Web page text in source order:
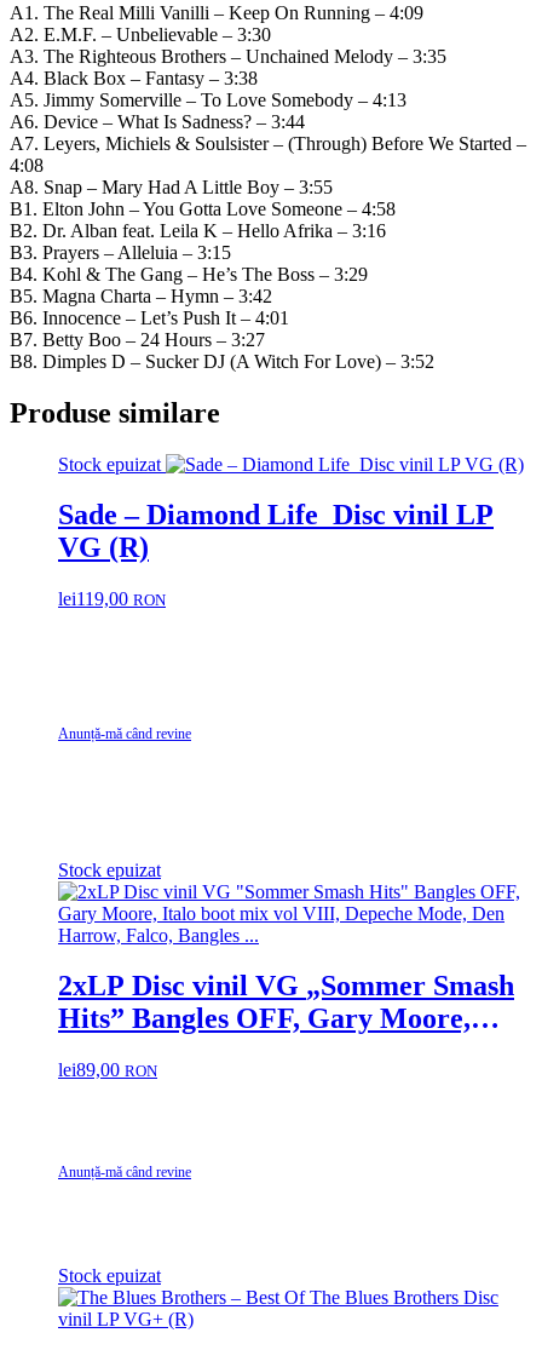
A1. The Real Milli Vanilli – Keep On Running – 4:09
A2. E.M.F. – Unbelievable – 3:30
A3. The Righteous Brothers – Unchained Melody – 3:35
A4. Black Box – Fantasy – 3:38
A5. Jimmy Somerville – To Love Somebody – 4:13
A6. Device – What Is Sadness? – 3:44
A7. Leyers, Michiels & Soulsister – (Through) Before We Started –
4:08
A8. Snap – Mary Had A Little Boy – 3:55
B1. Elton John – You Gotta Love Someone – 4:58
B2. Dr. Alban feat. Leila K – Hello Afrika – 3:16
B3. Prayers – Alleluia – 3:15
B4. Kohl & The Gang – He’s The Boss – 3:29
B5. Magna Charta – Hymn – 3:42
B6. Innocence – Let’s Push It – 4:01
B7. Betty Boo – 24 Hours – 3:27
B8. Dimples D – Sucker DJ (A Witch For Love) – 3:52
Produse similare
Stock epuizat
Sade – Diamond Life Disc vinil LP
VG (R)
lei119,00 RON
Anunță-mă când revine
Stock epuizat
2xLP Disc vinil VG „Sommer Smash
Hits” Bangles OFF, Gary Moore,
Mode, Den Harrow, Falco, Bangles …
lei89,00 RON
Anunță-mă când revine
Stock epuizat